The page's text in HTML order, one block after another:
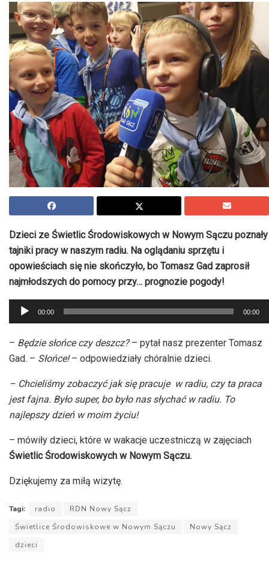
Dzieci ze Świetlic Środowiskowych w Nowym Sączu poznały
tajniki pracy w naszym radiu. Na oglądaniu sprzętu i
opowieściach się nie skończyło, bo Tomasz Gad zaprosił
najmłodszych do pomocy przy… prognozie pogody!
Odtwarzacz
plików
dźwiękowych
00:00 00:00
– Będzie słońce czy deszcz?– pytał nasz prezenter Tomasz
Gad. – Słońce!– odpowiedziały chóralnie dzieci.
– Chcieliśmy zobaczyć jak się pracuje w radiu, czy ta praca
jest fajna. Było super, bo było nas słychać w radiu. To
najlepszy dzień w moim życiu!
– mówiły dzieci, które w wakacje uczestniczą w zajęciach
Świetlic Środowiskowych w Nowym Sączu.
Dziękujemy za miłą wizytę.
Tagi: radio
RDN Nowy Sącz
Świetlice Środowiskowe w Nowym Sączu
Nowy Sącz
dzieci